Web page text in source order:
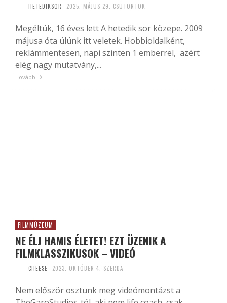
HETEDIKSOR 2025. MÁJUS 29. CSÜTÖRTÖK
Megéltük, 16 éves lett A hetedik sor közepe. 2009
májusa óta ülünk itt veletek. Hobbioldalként,
reklámmentesen, napi szinten 1 emberrel, azért
elég nagy mutatvány,...
Tovább
FILMMÚZEUM
NE ÉLJ HAMIS ÉLETET! EZT ÜZENIK A
FILMKLASSZIKUSOK – VIDEÓ
CHEESE 2023. OKTÓBER 4. SZERDA
Nem először osztunk meg videómontázst a